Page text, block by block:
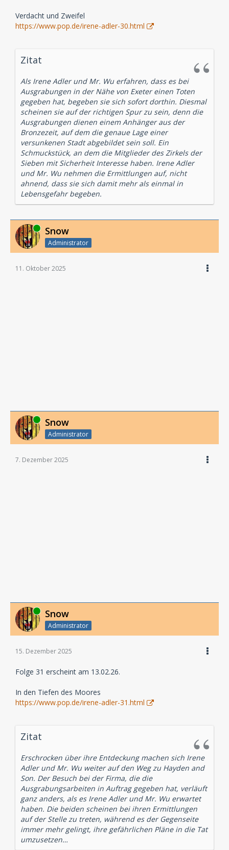
Verdacht und Zweifel
https://www.pop.de/irene-adler-30.html
Zitat
Als Irene Adler und Mr. Wu erfahren, dass es bei
Ausgrabungen in der Nähe von Exeter einen Toten
gegeben hat, begeben sie sich sofort dorthin. Diesmal
scheinen sie auf der richtigen Spur zu sein, denn die
Ausgrabungen dienen einem Anhänger aus der
Bronzezeit, auf dem die genaue Lage einer
versunkenen Stadt abgebildet sein soll. Ein
Schmuckstück, an dem die Mitglieder des Zirkels der
Sieben mit Sicherheit Interesse haben. Irene Adler
und Mr. Wu nehmen die Ermittlungen auf, nicht
ahnend, dass sie sich damit mehr als einmal in
Lebensgefahr begeben.
Online Snow
Administrator
11. Oktober 2025
Online Snow
Administrator
7. Dezember 2025
Online Snow
Administrator
15. Dezember 2025
Folge 31 erscheint am 13.02.26.
In den Tiefen des Moores
https://www.pop.de/irene-adler-31.html
Zitat
Erschrocken über ihre Entdeckung machen sich Irene
Adler und Mr. Wu weiter auf den Weg zu Hayden and
Son. Der Besuch bei der Firma, die die
Ausgrabungsarbeiten in Auftrag gegeben hat, verläuft
ganz anders, als es Irene Adler und Mr. Wu erwartet
haben. Die beiden scheinen bei ihren Ermittlungen
auf der Stelle zu treten, während es der Gegenseite
immer mehr gelingt, ihre gefährlichen Pläne in die Tat
umzusetzen…